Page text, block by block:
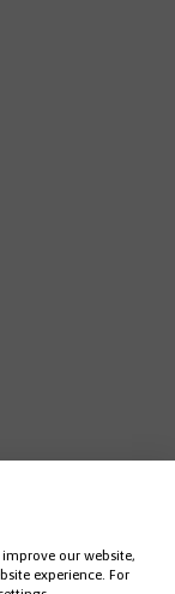
our website,
experience. For